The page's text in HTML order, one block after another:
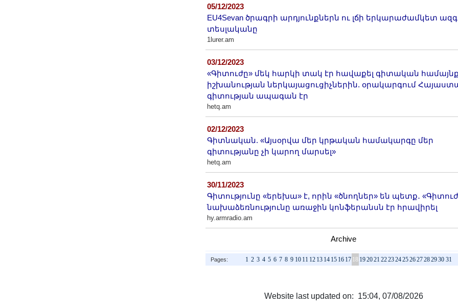
05/12/2023
EU4Sevan ծրագրի արդյունքներն ու լճի երկարաժամկետ
տեսլականը
1lurer.am
03/12/2023
«Գիտուժը» մեկ հարկի տակ էր հավաքել գիտական
իշխանության ներկայացուցիչներին. օրակարգում
գիտության ապագան էր
hetq.am
02/12/2023
Գիտնական. «Այսօրվա մեր կրթական համակարգը մեր
գիտությանը չի կարող մարսել»
hetq.am
30/11/2023
Գիտությունը «երեխա» է, որին «ծնողներ» են պետք․
նախաձեռնությունը առաջին կոնֆերանսն էր հրավիրել
hy.armradio.am
Archive
Pages: 1 2 3 4 5 6 7 8 9 10 11 12 13 14 15 16 17 18 192021 222324252627282930 31
Website last updated on: 15:04, 07/08/2026